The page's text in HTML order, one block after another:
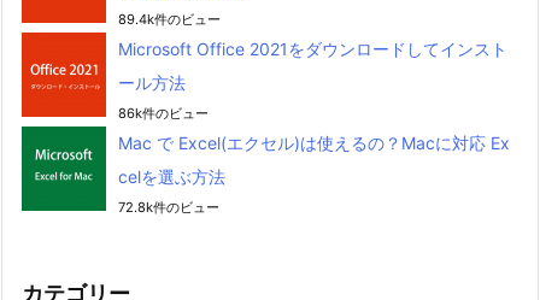
89.4k件のビュー
Microsoft Office 2021をダウンロードしてインスト
ール方法
86k件のビュー
Mac で Excel(エクセル)は使えるの？Macに対応 Ex
celを選ぶ方法
72.8k件のビュー
カテゴリー